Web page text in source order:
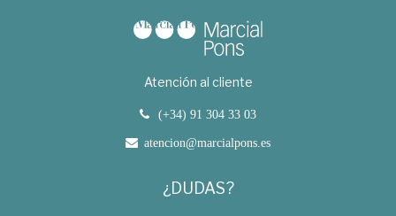
Atención al cliente
(+34) 91 304 33 03
atencion@marcialpons.es
¿DUDAS?